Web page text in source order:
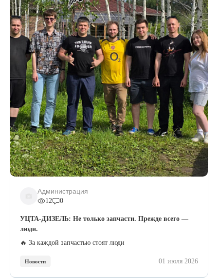
Администрация
12 0
УЦТА-ДИЗЕЛЬ: Не только запчасти. Прежде всего —
люди.
🔥 За каждой запчастью стоят люди
Новости 01 июля 2026